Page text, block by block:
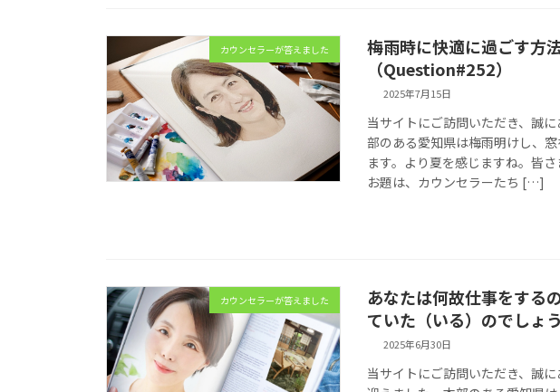
カウンセラーが答えました
梅雨時に快適に過ごす方
（Question#252）
2025年7月15日
当サイトにご訪問いただき、誠
部のある愛知県は梅雨明けし、
ます。より夏を感じますね。皆
お題は、カウンセラーたち […]
カウンセラーが答えました
あなたは何故仕事をする
ていた（いる）のでしょ
2025年6月30日
当サイトにご訪問いただき、誠